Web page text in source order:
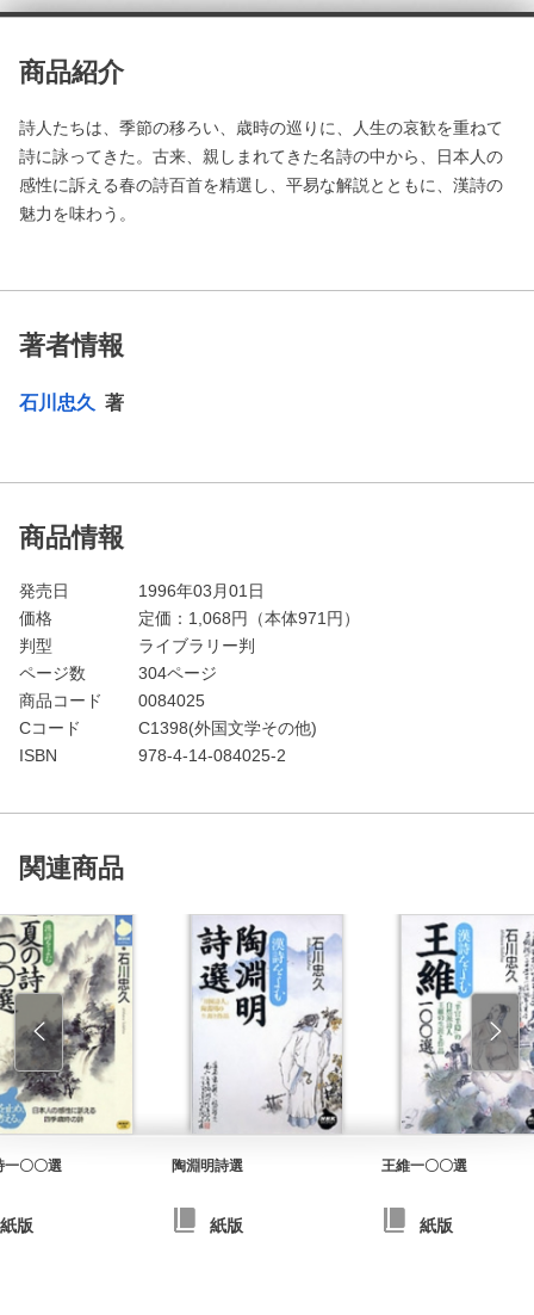
商品紹介
詩人たちは、季節の移ろい、歳時の巡りに、人生の哀歓を重ねて
詩に詠ってきた。古来、親しまれてきた名詩の中から、日本人の
感性に訴える春の詩百首を精選し、平易な解説とともに、漢詩の
魅力を味わう。
著者情報
石川忠久 著
商品情報
発売日
1996年03月01日
価格
定価： 1,068円（本体971円）
判型
ライブラリー判
ページ数
304ページ
商品コード
0084025
Cコード
C1398(外国文学その他)
ISBN
978-4-14-084025-2
関連商品
一〇〇選
紙版
陶淵明詩選
紙版
王維一〇〇選
紙版